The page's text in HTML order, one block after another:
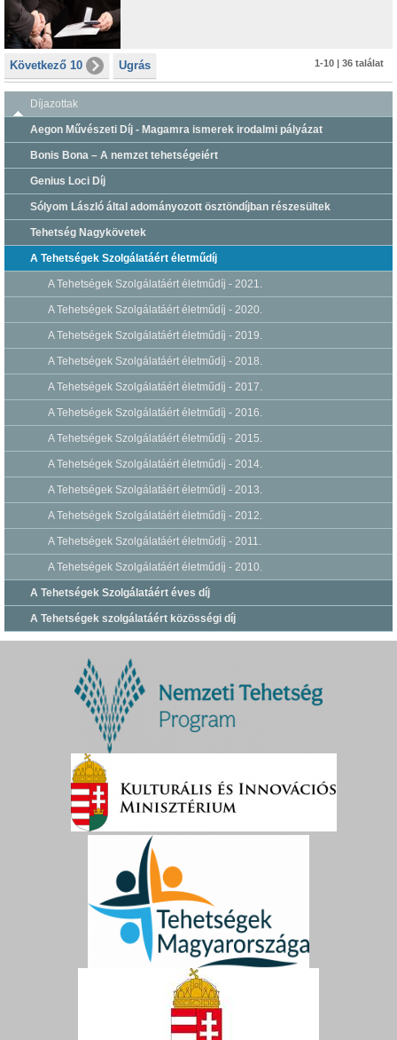
Következő 10 Ugrás 1-10 | 36 találat
Díjazottak
Aegon Művészeti Díj - Magamra ismerek irodalmi pályázat
Bonis Bona – A nemzet tehetségeiért
Genius Loci Díj
Sólyom László által adományozott ösztöndíjban részesültek
Tehetség Nagykövetek
A Tehetségek Szolgálatáért életműdíj
A Tehetségek Szolgálatáért életműdíj - 2021.
A Tehetségek Szolgálatáért életműdíj - 2020.
A Tehetségek Szolgálatáért életműdíj - 2019.
A Tehetségek Szolgálatáért életműdíj - 2018.
A Tehetségek Szolgálatáért életműdíj - 2017.
A Tehetségek Szolgálatáért életműdíj - 2016.
A Tehetségek Szolgálatáért életműdíj - 2015.
A Tehetségek Szolgálatáért életműdíj - 2014.
A Tehetségek Szolgálatáért életműdíj - 2013.
A Tehetségek Szolgálatáért életműdíj - 2012.
A Tehetségek Szolgálatáért életműdíj - 2011.
A Tehetségek Szolgálatáért életműdíj - 2010.
A Tehetségek Szolgálatáért éves díj
A Tehetségek szolgálatáért közösségi díj